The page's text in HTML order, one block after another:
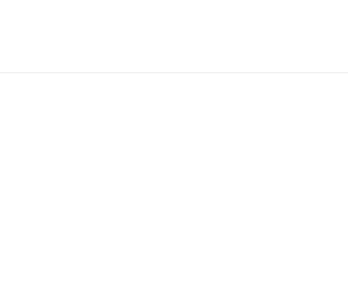
人工翻译服务，覆盖文档、口译、本地化等